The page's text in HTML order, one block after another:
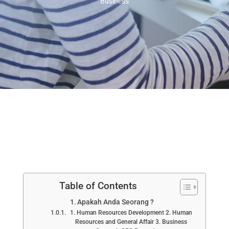
Table of Contents
Apakah Anda Seorang ?
1. Human Resources Development 2. Human
Resources and General Affair 3. Business